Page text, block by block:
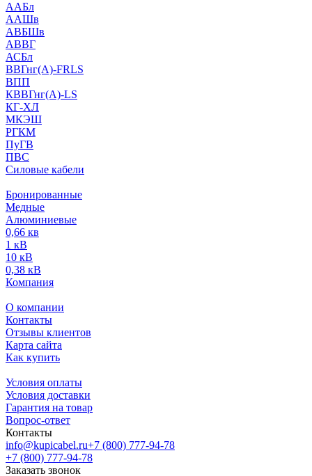
ААБл
ААШв
АВБШв
АВВГ
АСБл
ВВГнг(А)-FRLS
ВПП
КВВГнг(А)-LS
КГ-ХЛ
МКЭШ
РГКМ
ПуГВ
ПВС
Силовые кабели
Бронированные
Медные
Алюминиевые
0,66 кв
1 кВ
10 кВ
0,38 кВ
Компания
О компании
Контакты
Отзывы клиентов
Карта сайта
Как купить
Условия оплаты
Условия доставки
Гарантия на товар
Вопрос-ответ
Контакты
info@kupicabel.ru+7 (800) 777-94-78
+7 (800) 777-94-78
Заказать звонок